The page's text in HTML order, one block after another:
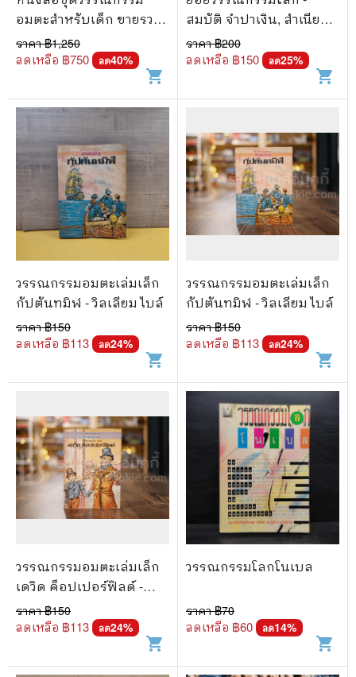
อมตะสำหรับเด็ก ขายรวม
15 เล่ม
ราคา ฿1,250
ลดเหลือ ฿750 ลด40%
shopping_cart
สมบัติ จำปาเงิน, สำเนียง
มณีกาญจน์
ราคา ฿200
ลดเหลือ ฿150 ลด25%
shopping_cart
วรรณกรรมอมตะเล่มเล็ก
กัปตันทมิฬ - วิลเลียม ไบล์
ราคา ฿150
ลดเหลือ ฿113 ลด24%
shopping_cart
วรรณกรรมอมตะเล่มเล็ก
กัปตันทมิฬ - วิลเลียม ไบล์
ราคา ฿150
ลดเหลือ ฿113 ลด24%
shopping_cart
วรรณกรรมอมตะเล่มเล็ก
เดวิด ค็อปเปอร์ฟิลด์ -
ชาร์ล ดิคเก้นส์
ราคา ฿150
ลดเหลือ ฿113 ลด24%
shopping_cart
วรรณกรรมโลกโนเบล
ราคา ฿70
ลดเหลือ ฿60 ลด14%
shopping_cart